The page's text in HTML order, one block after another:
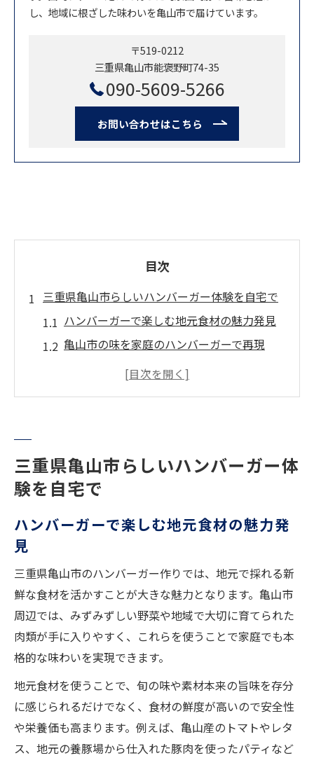
し、地域に根ざした味わいを亀山市で届けています。
〒519-0212
三重県亀山市能褒野町74-35
090-5609-5266
お問い合わせはこちら
目次
三重県亀山市らしいハンバーガー体験を自宅で
ハンバーガーで楽しむ地元食材の魅力発見
亀山市の味を家庭のハンバーガーで再現
ハンバーガー作りにおすすめな旬の食材選
地元の野菜と肉が光るハンバーガー作りの魅力
新鮮野菜でハンバーガーの味が変わる理由
ハンバーガーのパティに合う地元野菜選び
素材の良さを引き出すハンバーガーの技
ハンバーガーを亀山市の旬食材で楽しみたいな
ら
季節ごとに変わるハンバーガーの食材選び
旬食材で作るハンバーガーのアレンジ例
亀山市の旬食材が香るハンバーガーの魅力
四季折々の味をハンバーガーで楽しむ方法
三重県亀山市らしいハンバーガー体
験を自宅で
ハンバーガーで楽しむ地元食材の魅力発
見
三重県亀山市のハンバーガー作りでは、地元で採れる新
鮮な食材を活かすことが大きな魅力となります。亀山市
周辺では、みずみずしい野菜や地域で大切に育てられた
肉類が手に入りやすく、これらを使うことで家庭でも本
格的な味わいを実現できます。
地元食材を使うことで、旬の味や素材本来の旨味を存分
に感じられるだけでなく、食材の鮮度が高いので安全性
や栄養価も高まります。例えば、亀山産のトマトやレタ
ス、地元の養豚場から仕入れた豚肉を使ったパティなど